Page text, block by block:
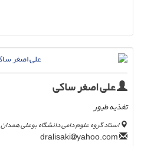
علی اصغر ساکی
تغذیه طیور
استاد گروه علوم دامی دانشگاه بوعلی همدان
yahoo.com